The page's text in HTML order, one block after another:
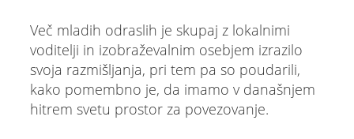
Več mladih odraslih je skupaj z lokalnimi
voditelji in izobraževalnim osebjem izrazilo
svoja razmišljanja, pri tem pa so poudarili,
kako pomembno je, da imamo v današnjem
hitrem svetu prostor za povezovanje.